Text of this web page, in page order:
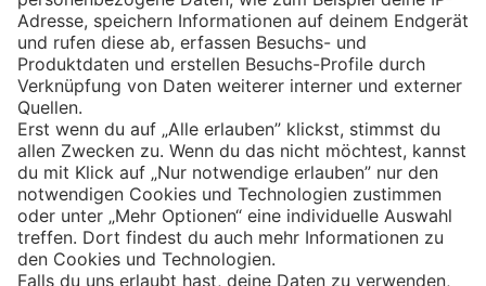
Eishockey